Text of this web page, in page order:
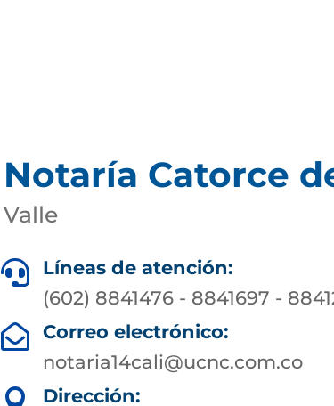
Notaría Catorce
Valle

Líneas de atención:
(602) 8841476 - 8841697 -

Correo electrónico:
notaria14cali@ucnc.com.co
Dirección: